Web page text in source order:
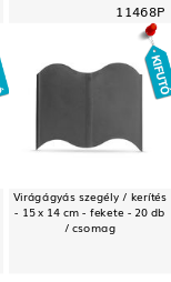
11468P
Virágágyás szegély / kerítés
- 15 x 14 cm - fekete - 20 db
/ csomag